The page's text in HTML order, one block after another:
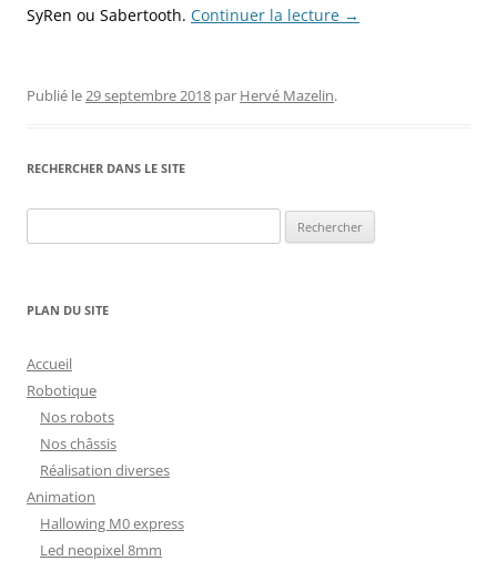
SyRen ou Sabertooth. Continuer la lecture →
Publié le 29 septembre 2018 par Hervé Mazelin.
RECHERCHER DANS LE SITE
PLAN DU SITE
Accueil
Robotique
Nos robots
Nos châssis
Réalisation diverses
Animation
Hallowing M0 express
Led neopixel 8mm